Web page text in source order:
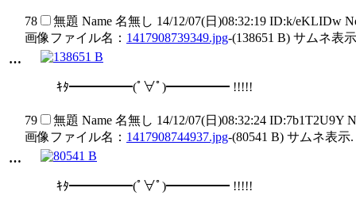
…
78 無題 Name 名無し 14/12/07(日)08:32:19 ID:k/eKLIDw
画像ファイル名： 1417908739349.jpg-(138651 B) サムネ表
ｷﾀ━━━━━(ﾟ∀ﾟ)━━━━━ !!!!!
…
79 無題 Name 名無し 14/12/07(日)08:32:24 ID:7b1T2U9Y
画像ファイル名： 1417908744937.jpg-(80541 B) サムネ表示.
ｷﾀ━━━━━(ﾟ∀ﾟ)━━━━━ !!!!!